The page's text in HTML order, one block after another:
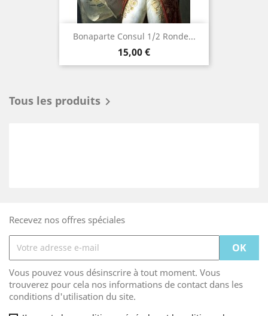
Bonaparte Consul 1/2 Ronde...
Prix
15,00 €
Tous les produits 
Recevez nos offres spéciales
Vous pouvez vous désinscrire à tout moment. Vous
trouverez pour cela nos informations de contact dans les
conditions d'utilisation du site.